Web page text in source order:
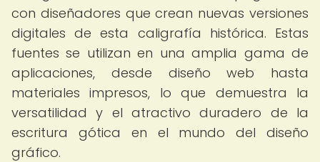
con diseñadores que crean nuevas versiones
digitales de esta caligrafía histórica. Estas
fuentes se utilizan en una amplia gama de
aplicaciones, desde diseño web hasta
materiales impresos, lo que demuestra la
versatilidad y el atractivo duradero de la
escritura gótica en el mundo del diseño
gráfico.